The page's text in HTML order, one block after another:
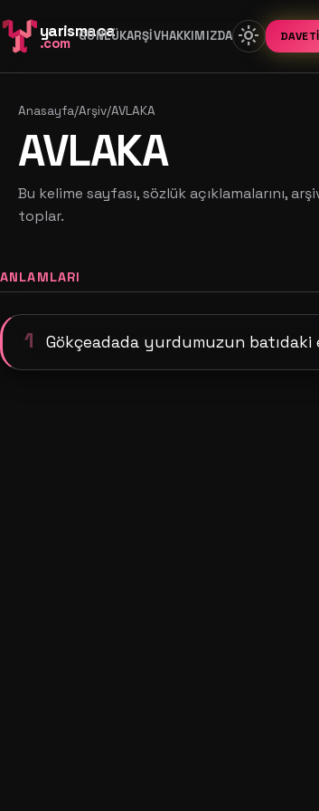
yarismaca
.com GÜNLÜKARŞIVHAKKIMIZDA light_mode
Anasayfa/Arşiv/AVLAKA
AVLAKA
Bu kelime sayfası, sözlük açıklamalarını,
toplar.
ANLAMLARI
1 Gökçeadada yurdumuzun